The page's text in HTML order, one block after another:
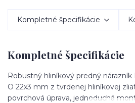
Kompletné špecifikácie
Kompletné špecifikácie
Robustný hliníkový predný nárazník
O 22x3 mm z tvrdenej hliníkovej
povrchová úprava, jednoduchá